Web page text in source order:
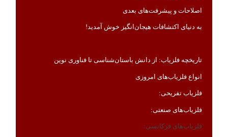
اصلاحات و پیشرفت‌های بعدی
به دنیای اکتشافات هیجان‌انگیز خوش آمدید!
تاریخچه فلزیاب: از دانش باستان‌شناسی تا فناوری نوین
انواع فلزیاب‌های امروزی
فلزیاب تفریحی:
فلزیاب‌های صنعتی:
فلزیاب‌های فرکانسی: